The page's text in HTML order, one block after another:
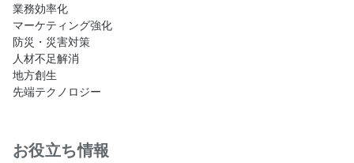
業務効率化
マーケティング強化
防災・災害対策
人材不足解消
地方創生
先端テクノロジー
お役立ち情報